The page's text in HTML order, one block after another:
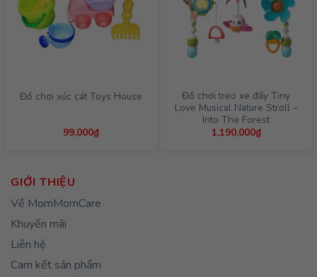
Đồ chơi xúc cát Toys House
99,000₫
Đồ chơi treo xe đẩy Tiny
Love Musical Nature Stroll –
Into The Forest
1,190,000₫
GIỚI THIỆU
Về MomMomCare
Khuyến mãi
Liên hệ
Cam kết sản phẩm